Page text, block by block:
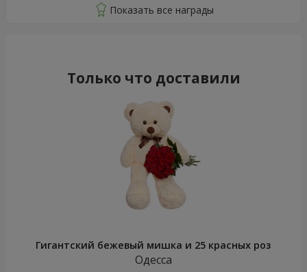
Только что доставили
Гигантский бежевый мишка и 25 красных роз
Одесса